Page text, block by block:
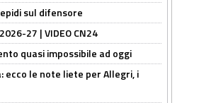
sul difensore
27 | VIDEO CN24
quasi impossibile ad oggi
ecco le note liete per Allegri, i